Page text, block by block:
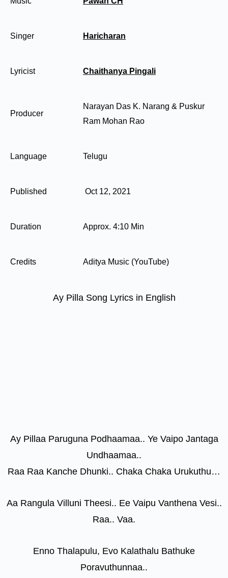
Singer Haricharan
Lyricist Chaithanya Pingali
Producer
Narayan Das K. Narang & Puskur
Ram Mohan Rao
Language Telugu
Published Oct 12, 2021
Duration Approx. 4:10 Min
Credits Aditya Music (YouTube)
Ay Pilla Song Lyrics in English
Ay Pillaa Paruguna Podhaamaa.. Ye Vaipo Jantaga
Undhaamaa..
Raa Raa Kanche Dhunki.. Chaka Chaka Urukuthu…
Aa Rangula Villuni Theesi.. Ee Vaipu Vanthena Vesi..
Raa.. Vaa.
Enno Thalapulu, Evo Kalathalu Bathuke
Poravuthunnaa..